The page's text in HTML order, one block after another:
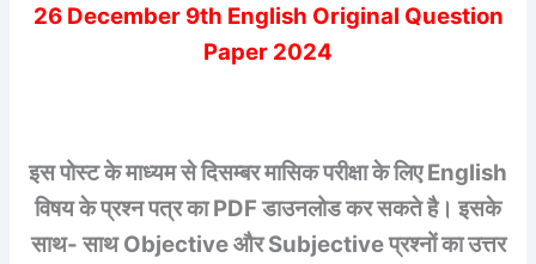
26 December 9th English Original Question
Paper 2024
इस पोस्ट के माध्यम से दिसम्बर मासिक परीक्षा के लिए English
विषय के प्रश्न पत्र का PDF डाउनलोड कर सकते है। इसके
साथ- साथ Objective और Subjective प्रश्नों का उत्तर